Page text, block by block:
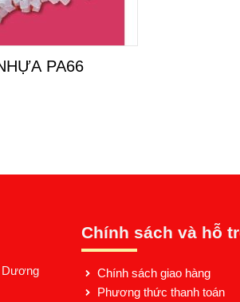
PA66
Dương
Chính sách và hỗ
Chính sách giao hàng
Phương thức thanh toán